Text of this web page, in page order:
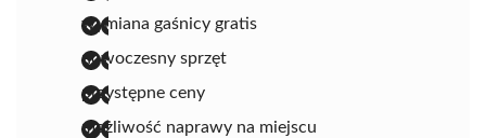
wymiana gaśnicy gratis
nowoczesny sprzęt
przystępne ceny
możliwość naprawy na miejscu